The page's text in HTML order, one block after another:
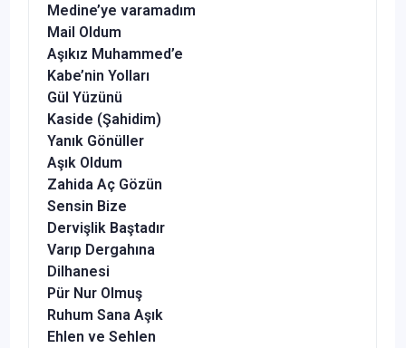
Medine’ye varamadım
Mail Oldum
Aşıkız Muhammed’e
Kabe’nin Yolları
Gül Yüzünü
Kaside (Şahidim)
Yanık Gönüller
Aşık Oldum
Zahida Aç Gözün
Sensin Bize
Dervişlik Baştadır
Varıp Dergahına
Dilhanesi
Pür Nur Olmuş
Ruhum Sana Aşık
Ehlen ve Sehlen